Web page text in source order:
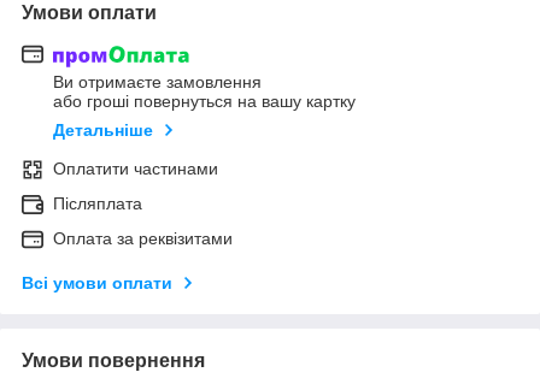
Умови оплати
Ви отримаєте замовлення
або гроші повернуться на вашу картку
Детальніше
Оплатити частинами
Післяплата
Оплата за реквізитами
Всі умови оплати
Умови повернення